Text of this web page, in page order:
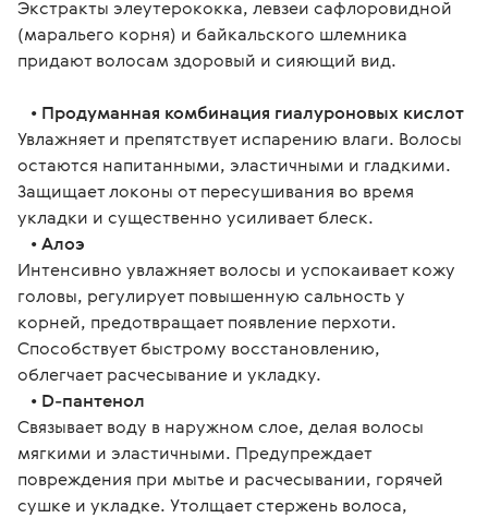
Экстракты элеутерококка, левзеи сафлоровидной
(маральего корня) и байкальского шлемника
придают волосам здоровый и сияющий вид.
• Продуманная комбинация гиалуроновых кислот
Увлажняет и препятствует испарению влаги. Волосы
остаются напитанными, эластичными и гладкими.
Защищает локоны от пересушивания во время
укладки и существенно усиливает блеск.
• Алоэ
Интенсивно увлажняет волосы и успокаивает кожу
головы, регулирует повышенную сальность у
корней, предотвращает появление перхоти.
Способствует быстрому восстановлению,
облегчает расчесывание и укладку.
• D-пантенол
Связывает воду в наружном слое, делая волосы
мягкими и эластичными. Предупреждает
повреждения при мытье и расчесывании, горячей
сушке и укладке. Утолщает стержень волоса,